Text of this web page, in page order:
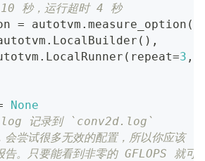
秒，运行超时 4 秒
= autotvm . measure_option (
. LocalBuilder ( ) ,
. LocalRunner ( repeat=3 ,
None
log 记录到 `conv2d.log`
尝试很多无效的配置，所以你应该
。只要能看到非零的 GFLOPS 就可